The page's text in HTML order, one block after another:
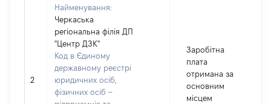
2
Найменування:
Черкаська
регіональна філія ДП
"Центр ДЗК"
Код в Єдиному
державному реєстрі
юридичних осіб,
фізичних осіб –
Заробітна
плата
отримана за
основним
місцем